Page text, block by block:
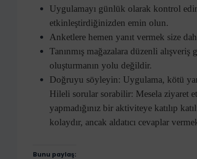
Uygulamayı günlük olarak kontrol
etkinleştirdiğinizden emin olun.
Anketlere hemen yanıt vermek size
Tanınmış mağazalara düzenli
oluşturmanın yolu değildir.
Doğruyu söyleyin: Uygulama, kötü
Hileli sorular sorabilir: Mesela ziyaret
yapmadığınız bir aktiviteye katılıp
kolaydır, ancak aldatıcı cevaplar
Bunu paylaş: